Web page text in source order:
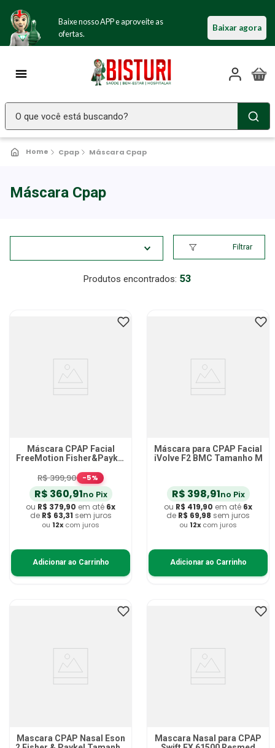
Baixe nosso APP e aproveite as
ofertas.
Baixar agora
O que você está buscando?
Cpap Máscara Cpap
Máscara Cpap
Filtrar
53
Máscara CPAP Facial
FreeMotion Fisher&Paykel
R$399,90 -5%
R$ 360,91no Pix
ou R$ 379,90 em até 6x
de R$ 63,31 sem juros
ou 12x com juros
Adicionar ao Carrinho
Máscara para CPAP Facial
iVolve F2 BMC Tamanho M
R$ 398,91no Pix
ou R$ 419,90 em até 6x
de R$ 69,98 sem juros
ou 12x com juros
Adicionar ao Carrinho
Mascara CPAP Nasal Eson
Mascara Nasal para CPAP
2º Fralda Geriatrica
Gaze